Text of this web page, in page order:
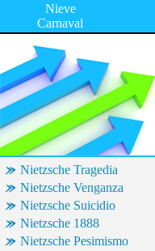
Nieve
Carnaval
Nietzsche Tragedia
Nietzsche Venganza
Nietzsche Suicidio
Nietzsche 1888
Nietzsche Pesimismo